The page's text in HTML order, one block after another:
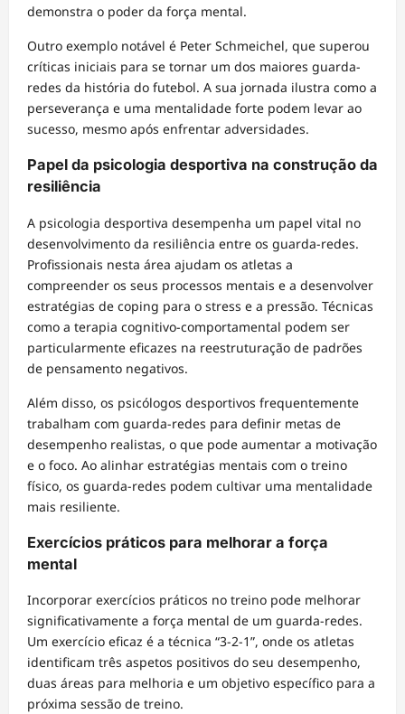
demonstra o poder da força mental.
Outro exemplo notável é Peter Schmeichel, que superou
críticas iniciais para se tornar um dos maiores guarda-
redes da história do futebol. A sua jornada ilustra como a
perseverança e uma mentalidade forte podem levar ao
sucesso, mesmo após enfrentar adversidades.
Papel da psicologia desportiva na construção da
resiliência
A psicologia desportiva desempenha um papel vital no
desenvolvimento da resiliência entre os guarda-redes.
Profissionais nesta área ajudam os atletas a
compreender os seus processos mentais e a desenvolver
estratégias de coping para o stress e a pressão. Técnicas
como a terapia cognitivo-comportamental podem ser
particularmente eficazes na reestruturação de padrões
de pensamento negativos.
Além disso, os psicólogos desportivos frequentemente
trabalham com guarda-redes para definir metas de
desempenho realistas, o que pode aumentar a motivação
e o foco. Ao alinhar estratégias mentais com o treino
físico, os guarda-redes podem cultivar uma mentalidade
mais resiliente.
Exercícios práticos para melhorar a força
mental
Incorporar exercícios práticos no treino pode melhorar
significativamente a força mental de um guarda-redes.
Um exercício eficaz é a técnica “3-2-1”, onde os atletas
identificam três aspetos positivos do seu desempenho,
duas áreas para melhoria e um objetivo específico para a
próxima sessão de treino.